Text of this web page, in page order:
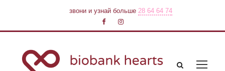
звони и узнай больше28 64 64 74